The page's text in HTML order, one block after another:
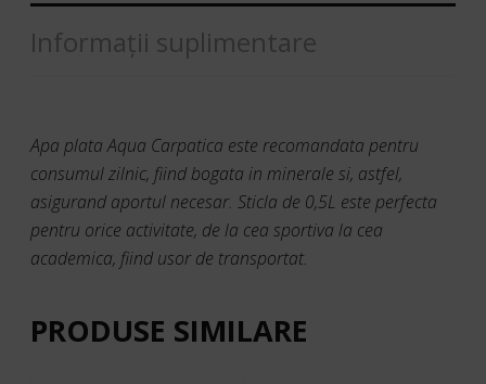
Informații suplimentare
Apa plata Aqua Carpatica este recomandata pentru
consumul zilnic, fiind bogata in minerale si, astfel,
asigurand aportul necesar. Sticla de 0,5L este perfecta
pentru orice activitate, de la cea sportiva la cea
academica, fiind usor de transportat.
PRODUSE SIMILARE